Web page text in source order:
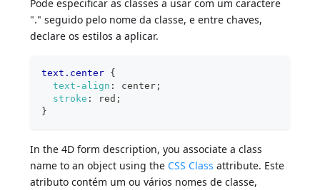
Pode especificar as classes a usar com um caractere
"." seguido pelo nome da classe, e entre chaves,
declare os estilos a aplicar.
text .center {
text-align : center ;
stroke : red ;
}
In the 4D form description, you associate a class
name to an object using the CSS Class attribute. Este
atributo contém um ou vários nomes de classe,